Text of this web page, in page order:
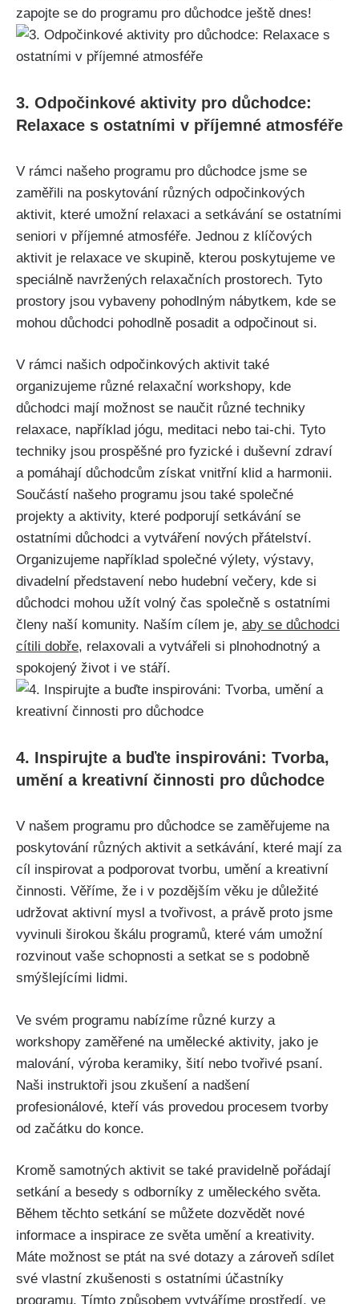
zapojte‌ se⁤ do programu pro⁣ důchodce ještě dnes!
3. Odpočinkové aktivity pro ‌důchodce:
Relaxace s ostatními v příjemné atmosféře
V rámci našeho programu ⁤pro důchodce jsme se
zaměřili na poskytování různých odpočinkových
aktivit, které umožní relaxaci a setkávání se⁤ ostatními
seniori⁤ v příjemné atmosféře. Jednou z klíčových
aktivit je relaxace ve skupině, kterou poskytujeme ve
speciálně navržených ‌relaxačních prostorech. Tyto
prostory jsou vybaveny pohodlným nábytkem, kde se
mohou důchodci pohodlně posadit a odpočinout si.
V rámci našich odpočinkových⁢ aktivit také
organizujeme různé⁤ relaxační workshopy, kde
důchodci mají možnost se naučit různé techniky ​
relaxace, například jógu, meditaci ‍nebo ⁣tai-chi. Tyto
techniky jsou prospěšné pro fyzické i ‍duševní zdraví‌
a pomáhají důchodcům získat vnitřní klid ​a harmonii.
Součástí našeho‍ programu jsou ‍také ⁢společné
projekty a aktivity, které‌ podporují setkávání se
ostatními důchodci a vytváření nových přátelství.
Organizujeme například společné výlety, výstavy,
divadelní představení nebo ⁣hudební večery, kde⁣ si
důchodci mohou užít volný ⁤čas společně s ostatními
členy ⁤naší komunity. Naším cílem je, aby se důchodci
cítili dobře, ⁢relaxovali a vytvářeli si plnohodnotný a
spokojený život i ve stáří.
4. Inspirujte ⁤a buďte inspirováni: Tvorba,
umění a kreativní činnosti pro důchodce
V našem programu pro důchodce se zaměřujeme na
poskytování různých aktivit a ‍setkávání, ⁤které mají za
cíl inspirovat a podporovat tvorbu, umění a kreativní
činnosti. ​Věříme, že i v pozdějším věku je⁤ důležité
udržovat aktivní mysl a⁢ tvořivost, a právě proto jsme
vyvinuli širokou ​škálu programů, které⁤ vám umožní
rozvinout vaše schopnosti a setkat se s podobně
⁤smýšlejícími lidmi.
Ve svém programu nabízíme různé kurzy a
workshopy ⁤zaměřené⁤ na umělecké aktivity, jako je
malování, výroba keramiky, šití nebo tvořivé psaní.
Naši instruktoři jsou zkušení‌ a nadšení‌
profesionálové, kteří vás ‌provedou procesem tvorby
od začátku do konce.
Kromě samotných aktivit se také pravidelně pořádají
setkání​ a besedy s odborníky ⁤z uměleckého světa.
Během těchto setkání se⁢ můžete dozvědět⁣ nové
informace a inspirace ze světa umění a kreativity.
Máte možnost ‍se ptát na své dotazy a zároveň sdílet
své vlastní zkušenosti ⁤s ostatními účastníky
programu. Tímto způsobem vytváříme prostředí, ve